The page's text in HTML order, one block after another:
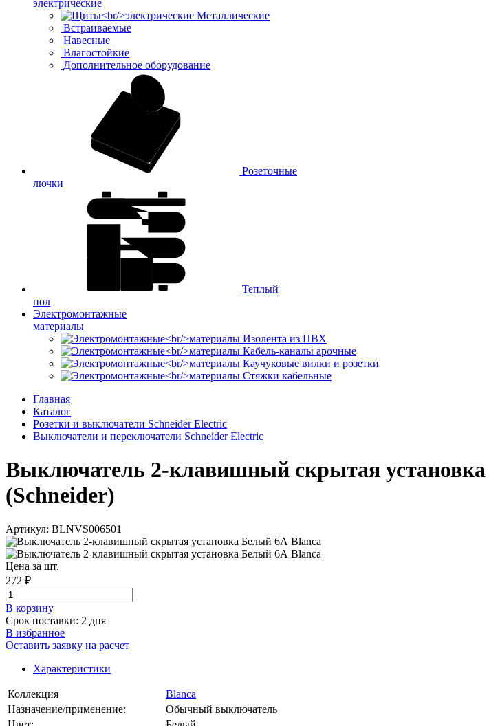
электрические
Металлические
Встраиваемые
Навесные
Влагостойкие
Дополнительное оборудование
Розеточные
лючки
Теплый
пол
Электромонтажные
материалы
Изолента из ПВХ
Кабель-каналы арочные
Каучуковые вилки и розетки
Стяжки кабельные
Главная
Каталог
Розетки и выключатели Schneider Electric
Выключатели и переключатели Schneider Electric
Выключатель 2-клавишный скрытая
(Schneider)
Артикул: BLNVS006501
Цена за шт.
272 ₽
В корзинy
Срок поставки: 2 дня
В избранное
Оставить заявку на расчет
Характеристики
Коллекция
Blanca
Назначение/применение:
Обычный выключатель